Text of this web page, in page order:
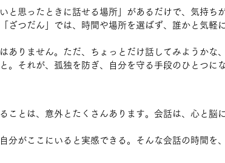
と思ったときに話せる場所」があるだけで、気持ち
ざつだん」では、時間や場所を選ばず、誰かと気軽
ありません。ただ、ちょっとだけ話してみようかな
。それが、孤独を防ぎ、自分を守る手段のひとつに
ことは、意外とたくさんあります。会話は、心と脳
分がここにいると実感できる。そんな会話の時間を